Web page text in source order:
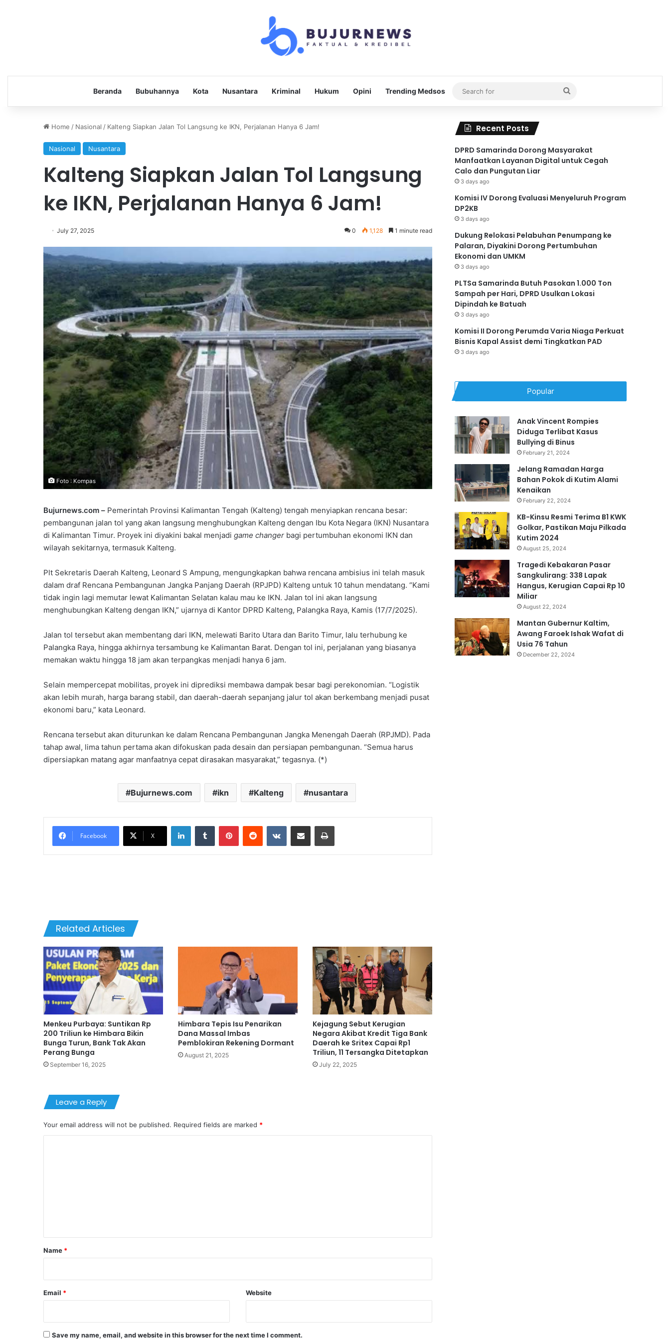
Beranda Bubuhannya Kota Nusantara Kriminal Hukum Opini Trending Medsos
Search
for
Home / Nasional / Kalteng Siapkan Jalan Tol Langsung ke IKN, Perjalanan Hanya 6 Jam!
Nasional Nusantara
Kalteng Siapkan Jalan Tol Langsung
ke IKN, Perjalanan Hanya 6 Jam!
July 27, 2025 0 1,128 1 minute read
Foto : Kompas
Bujurnews.com – Pemerintah Provinsi Kalimantan Tengah (Kalteng) tengah menyiapkan rencana besar:
pembangunan jalan tol yang akan langsung menghubungkan Kalteng dengan Ibu Kota Negara (IKN) Nusantara
di Kalimantan Timur. Proyek ini diyakini bakal menjadi game changer bagi pertumbuhan ekonomi IKN dan
wilayah sekitarnya, termasuk Kalteng.
Plt Sekretaris Daerah Kalteng, Leonard S Ampung, mengungkapkan bahwa rencana ambisius ini telah masuk
dalam draf Rencana Pembangunan Jangka Panjang Daerah (RPJPD) Kalteng untuk 10 tahun mendatang. “Kami
tidak ingin lagi memutar lewat Kalimantan Selatan kalau mau ke IKN. Jalan tol ini akan langsung
menghubungkan Kalteng dengan IKN,” ujarnya di Kantor DPRD Kalteng, Palangka Raya, Kamis (17/7/2025).
Jalan tol tersebut akan membentang dari IKN, melewati Barito Utara dan Barito Timur, lalu terhubung ke
Palangka Raya, hingga akhirnya tersambung ke Kalimantan Barat. Dengan tol ini, perjalanan yang biasanya
memakan waktu hingga 18 jam akan terpangkas menjadi hanya 6 jam.
Selain mempercepat mobilitas, proyek ini diprediksi membawa dampak besar bagi perekonomian. “Logistik
akan lebih murah, harga barang stabil, dan daerah-daerah sepanjang jalur tol akan berkembang menjadi pusat
ekonomi baru,” kata Leonard.
Rencana tersebut akan diturunkan ke dalam Rencana Pembangunan Jangka Menengah Daerah (RPJMD). Pada
tahap awal, lima tahun pertama akan difokuskan pada desain dan persiapan pembangunan. “Semua harus
dipersiapkan matang agar manfaatnya cepat dirasakan masyarakat,” tegasnya. (*)
Bujurnews.com ikn Kalteng nusantara
Facebook X
LinkedInTumblr PinterestReddit VKontakteShare via Email Print
Related Articles
Menkeu Purbaya: Suntikan Rp
200 Triliun ke Himbara Bikin
Bunga Turun, Bank Tak Akan
Perang Bunga
September 16, 2025
Himbara Tepis Isu Penarikan
Dana Massal Imbas
Pemblokiran Rekening Dormant
August 21, 2025
Kejagung Sebut Kerugian
Negara Akibat Kredit Tiga Bank
Daerah ke Sritex Capai Rp1
Triliun, 11 Tersangka Ditetapkan
July 22, 2025
Leave a Reply
Your email address will not be published. Required fields are marked *
*
Name *
Email * Website
Save my name, email, and website in this browser for the next time I comment.
Recent Posts
DPRD Samarinda Dorong Masyarakat
Manfaatkan Layanan Digital untuk Cegah
Calo dan Pungutan Liar
3 days ago
Komisi IV Dorong Evaluasi Menyeluruh Program
DP2KB
3 days ago
Dukung Relokasi Pelabuhan Penumpang ke
Palaran, Diyakini Dorong Pertumbuhan
Ekonomi dan UMKM
3 days ago
PLTSa Samarinda Butuh Pasokan 1.000 Ton
Sampah per Hari, DPRD Usulkan Lokasi
Dipindah ke Batuah
3 days ago
Komisi II Dorong Perumda Varia Niaga Perkuat
Bisnis Kapal Assist demi Tingkatkan PAD
3 days ago
Popular
Anak Vincent Rompies
Diduga Terlibat Kasus
Bullying di Binus
February 21, 2024
Jelang Ramadan Harga
Bahan Pokok di Kutim Alami
Kenaikan
February 22, 2024
KB-Kinsu Resmi Terima B1 KWK
Golkar, Pastikan Maju Pilkada
Kutim 2024
August 25, 2024
Tragedi Kebakaran Pasar
Sangkulirang: 338 Lapak
Hangus, Kerugian Capai Rp 10
Miliar
August 22, 2024
Mantan Gubernur Kaltim,
Awang Faroek Ishak Wafat di
Usia 76 Tahun
December 22, 2024